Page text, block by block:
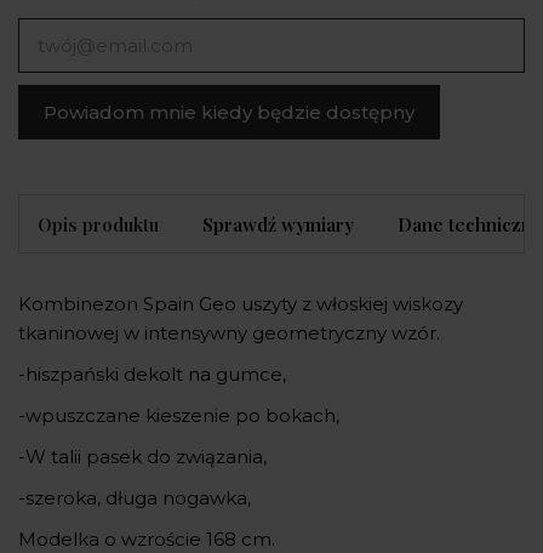
Powiadom mnie kiedy będzie dostępny
Opis produktu Sprawdź wymiary Dane techniczne
Kombinezon Spain Geo uszyty z włoskiej wiskozy
tkaninowej w intensywny geometryczny wzór.
-hiszpański dekolt na gumce,
-wpuszczane kieszenie po bokach,
-W talii pasek do związania,
-szeroka, długa nogawka,
Modelka o wzroście 168 cm.